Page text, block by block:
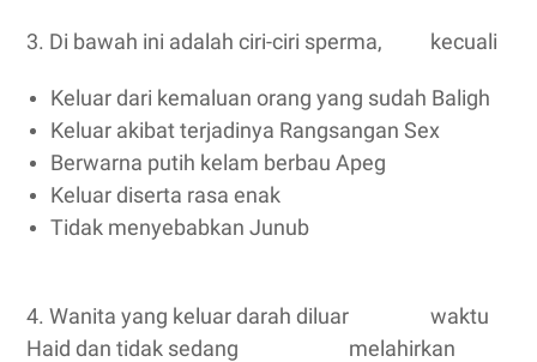
3. Di bawah ini adalah ciri-ciri sperma, kecuali
Keluar dari kemaluan orang yang sudah Baligh
Keluar akibat terjadinya Rangsangan Sex
Berwarna putih kelam berbau Apeg
Keluar diserta rasa enak
Tidak menyebabkan Junub
4. Wanita yang keluar darah diluar waktu
Haid dan tidak sedang melahirkan